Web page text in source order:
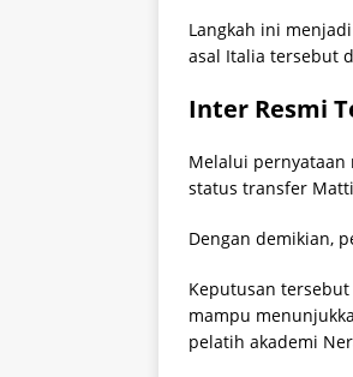
Langkah ini
asal Italia tersebut
Inter Resmi
Melalui pernyataan
status transfer
Dengan demikian,
Keputusan
mampu
pelatih akademi